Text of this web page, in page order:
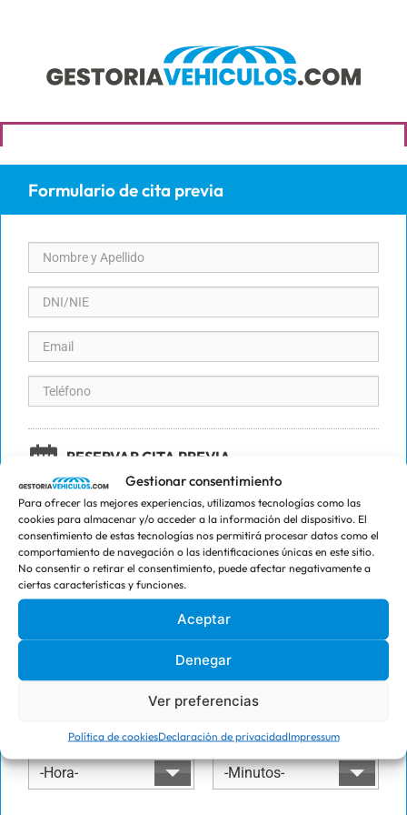
Gestionar consentimiento
Para ofrecer las mejores experiencias, utilizamos tecnologías como las
cookies para almacenar y/o acceder a la información del dispositivo. El
consentimiento de estas tecnologías nos permitirá procesar datos como el
comportamiento de navegación o las identificaciones únicas en este sitio.
No consentir o retirar el consentimiento, puede afectar negativamente a
ciertas características y funciones.
Aceptar
Denegar
Ver preferencias
Política de cookiesDeclaración de privacidadImpressum
Formulario de cita previa
RESERVAR CITA PREVIA
PASO 1 - Seleccionar Servicio
Listado Servicios
PASO 2 -Lista Centros
Seleccionar Fecha
PASO 4 -Hora y Minutos
-Hora- -Minutos-